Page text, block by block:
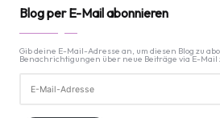
Blog per E-Mail abonnieren
Gib deine E-Mail-Adresse an, um diesen Blog zu
Benachrichtigungen über neue Beiträge via E-Mail
Mail-
Adresse